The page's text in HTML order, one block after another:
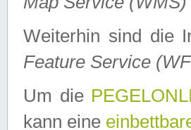
Weiterhin sind die
Feature Service
Um die
kann eine